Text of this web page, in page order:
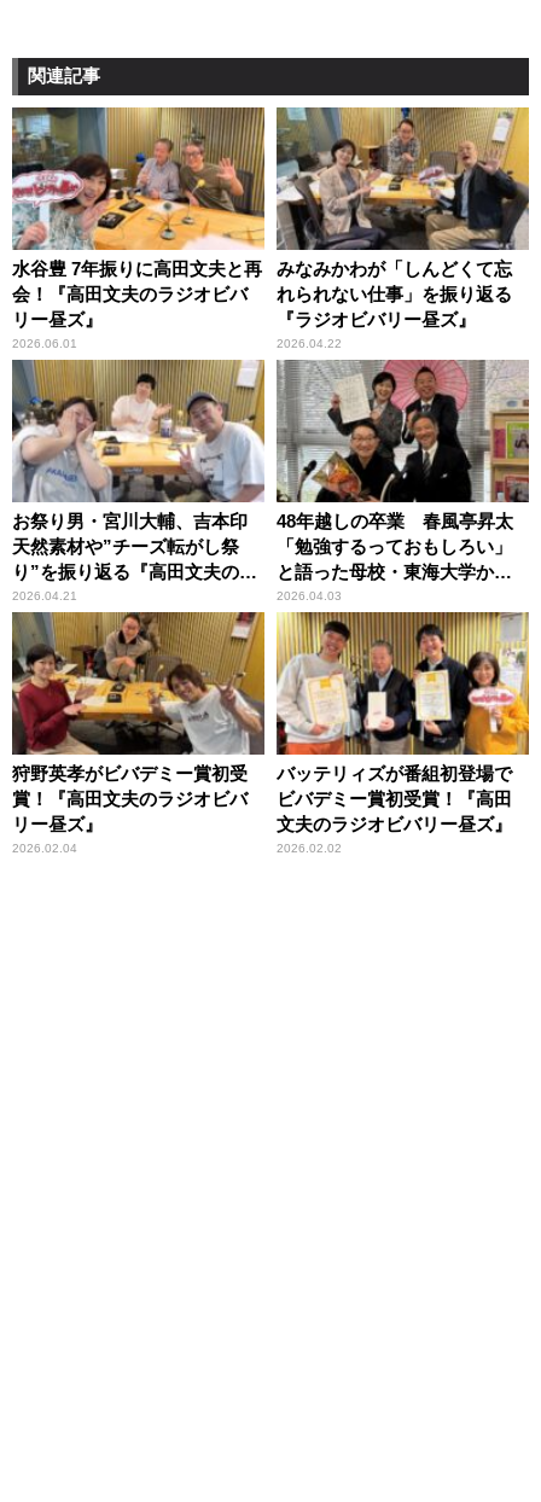
関連記事
水谷豊 7年振りに高田文夫と再
会！『高田文夫のラジオビバ
リー昼ズ』
2026.06.01
みなみかわが「しんどくて忘
れられない仕事」を振り返る
『ラジオビバリー昼ズ』
2026.04.22
お祭り男・宮川大輔、吉本印
天然素材や”チーズ転がし祭
り”を振り返る『高田文夫のラ
ジオビバリー昼ズ』
2026.04.21
48年越しの卒業 春風亭昇太
「勉強するっておもしろい」
と語った母校・東海大学から
の特別生放送
2026.04.03
狩野英孝がビバデミー賞初受
賞！『高田文夫のラジオビバ
リー昼ズ』
2026.02.04
バッテリィズが番組初登場で
ビバデミー賞初受賞！『高田
文夫のラジオビバリー昼ズ』
2026.02.02